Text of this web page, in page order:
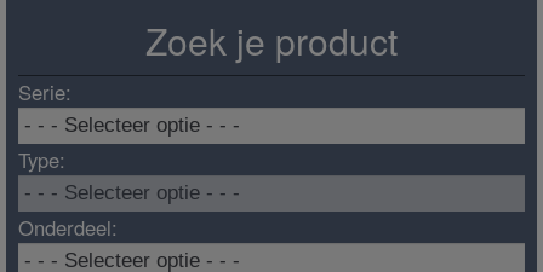
Zoek je product
Serie:
Type:
Onderdeel: